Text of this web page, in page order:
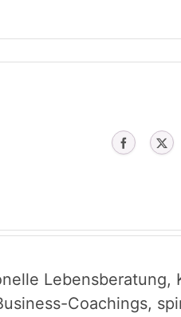
Facebook X
Lebensberatung,
Coachings,